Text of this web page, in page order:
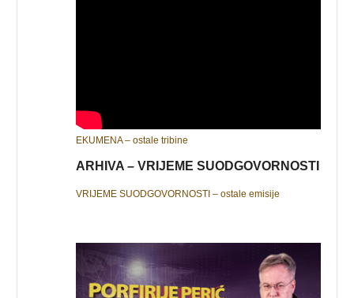
EKUMENA – ostale tribine
ARHIVA – VRIJEME SUODGOVORNOSTI
VRIJEME SUODGOVORNOSTI – ostale emisije